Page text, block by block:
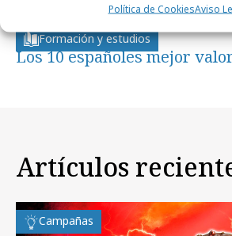
Política de CookiesAviso
Formación y estudios
viernes, 28 de junio 2013
Los 10 españoles mejor
Artículos
Campañas